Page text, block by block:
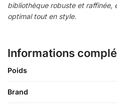
bibliothèque robuste et raffinée,
optimal tout en style.
Informations
Poids
Brand